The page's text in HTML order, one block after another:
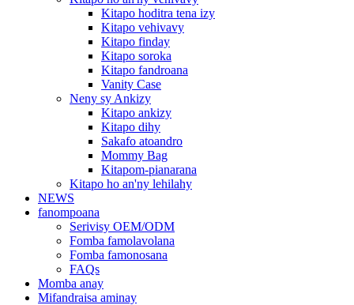
Kitapo hoditra tena izy
Kitapo vehivavy
Kitapo finday
Kitapo soroka
Kitapo fandroana
Vanity Case
Neny sy Ankizy
Kitapo ankizy
Kitapo dihy
Sakafo atoandro
Mommy Bag
Kitapom-pianarana
Kitapo ho an'ny lehilahy
NEWS
fanompoana
Serivisy OEM/ODM
Fomba famolavolana
Fomba famonosana
FAQs
Momba anay
Mifandraisa aminay